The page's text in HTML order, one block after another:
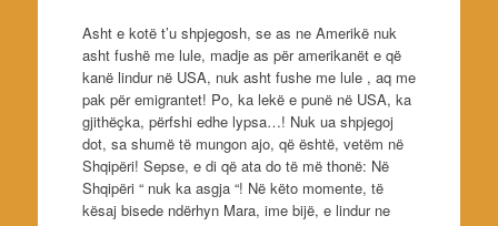
Asht e kotë t’u shpjegosh, se as ne Amerikë nuk
asht fushë me lule, madje as për amerikanët e që
kanë lindur në USA, nuk asht fushe me lule , aq me
pak për emigrantet! Po, ka lekë e punë në USA, ka
gjithëçka, përfshi edhe lypsa…! Nuk ua shpjegoj
dot, sa shumë të mungon ajo, që është, vetëm në
Shqipëri! Sepse, e di që ata do të më thonë: Në
Shqipëri “ nuk ka asgja “! Në këto momente, të
kësaj bisede ndërhyn Mara, ime bijë, e lindur ne